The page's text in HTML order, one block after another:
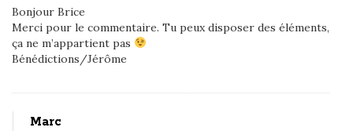
a
n
t
Bonjour Brice
Merci pour le commentaire. Tu peux disposer des éléments,
ça ne m’appartient pas
Bénédictions/Jérôme
Marc